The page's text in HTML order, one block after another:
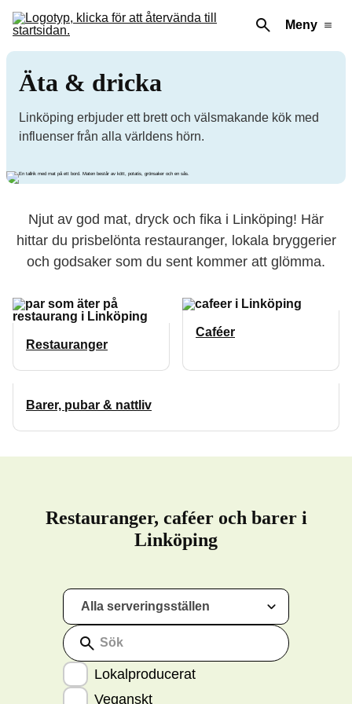
Meny
Äta & dricka
Linköping erbjuder ett brett och välsmakande kök med
influenser från alla världens hörn.
Njut av god mat, dryck och fika i Linköping! Här
hittar du prisbelönta restauranger, lokala bryggerier
och godsaker som du sent kommer att glömma.
Restauranger
Caféer
Barer, pubar & nattliv
Restauranger, caféer och barer i
Linköping
Alla serveringsställen
Sök
Lokalproducerat
Veganskt